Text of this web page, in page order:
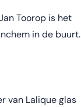
Toorop is het
in de buurt.
van Lalique glas